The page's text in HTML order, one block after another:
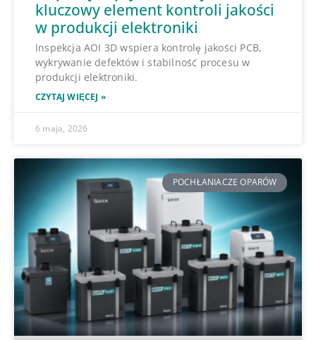
kluczowy element kontroli jakości
w produkcji elektroniki
Inspekcja AOI 3D wspiera kontrolę jakości PCB,
wykrywanie defektów i stabilność procesu w
produkcji elektroniki.
CZYTAJ WIĘCEJ »
6 maja, 2026
POCHŁANIACZE OPARÓW